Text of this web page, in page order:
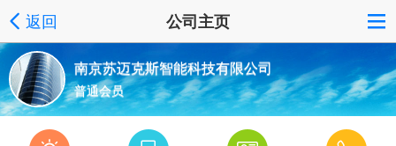
返回 公司主页
南京苏迈克斯智能科技有限公司
普通会员